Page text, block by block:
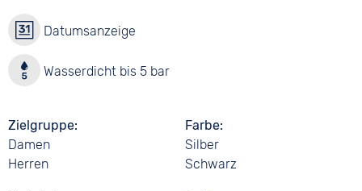
Datumsanzeige
Wasserdicht bis 5 bar
Zielgruppe
Damen
Herren
Farbe
Silber
Schwarz